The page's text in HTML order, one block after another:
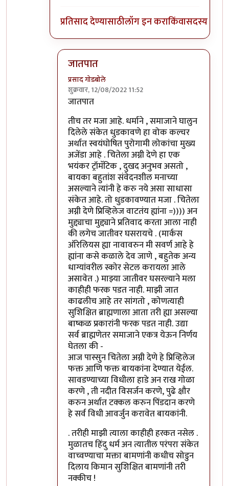
प्रतिसाद देण्यासाठीलॉग इन कराकिंवासदस्य व्हा
जातपात
प्रसाद गोडबोले
शुक्रवार, 12/08/2022 11:52
In reply to
जातपात
तीच तर मजा आहे. धर्माने , समाजाने घालुन
दिलेले संकेत धुडकावणे हा वोक कल्चर
अर्थात स्वयंघोषित पुरोगामी लोकांचा मुख्य
अजेंडा आहे . चितेला अग्नी देणे हा एक
भयंकर ट्रॉमॅटिक , दुखद अनुभव असतो ,
बायका बहुतांश संवेदनशील मनाच्या
असल्याने त्यांनी हे करु नये असा साधासा
संकेत आहे. तो धुडकावण्यात मजा . चितेला
अग्नी देणे प्रिव्हिलेज वाटतंय ह्यांना =)))) अन
मुद्द्याचा मुद्द्याने प्रतिवाद करता आला नाही
की लगेच जातीवर घसरायचे . (मार्कस
ऑरेलियस ह्या नावावरुन मी सवर्ण आहे हे
ह्यांना कसे कळाले देव जाणे , बहुतेक अन्य
धाग्यांवरील स्कोर सेटल करायला आले
असावेत .) माझ्या जातीवर घसरल्याने मला
काहीही फरक पडत नाही. माझी जात
काढलीच आहे तर सांगतो , कोणत्याही
सुशिक्षित ब्राह्मणाला आता तरी ह्या असल्या
बाष्कळ प्रकारांनी फरक पडत नाही. उद्या
सर्व ब्राह्मणेतर समाजाने एकत्र येऊन निर्णय
घेतला की -
आज पास्सुन चितेला अग्नी देणे हे प्रिव्हिलेज
फक्त आणि फक्त बायकांना देण्यात येईल.
सावडण्याच्या विधीला हाडे अन राख गोळा
करणे , ती नदीत विसर्जन करणे, पुढे क्षौर
करुन अर्थात टक्कल करुन पिंडदान करणे
हे सर्व विधी आवर्जुन करावेत बायकांनी.
. तरीही माझी त्याला काहीही हरकत नसेल .
मुळातच हिंदु धर्म अन त्यातील परंपरा संकेत
वाच्वण्याचा मक्ता बामणांनी कधीच सोडुन
दिलाय किमान सुशिक्षित बामणांनी तरी
नक्कीच !